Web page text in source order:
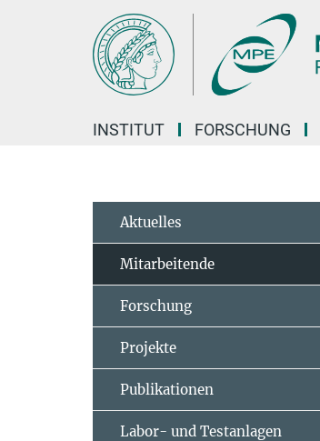
INSTITUT FORSCHUNG
Aktuelles
Mitarbeitende
Forschung
Projekte
Publikationen
Labor- und Testanlagen